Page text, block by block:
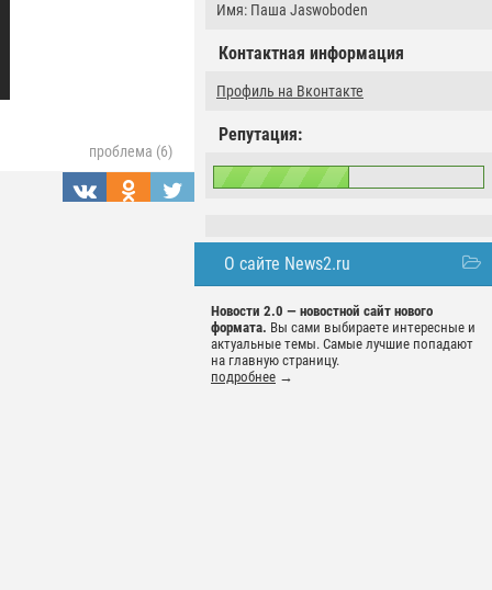
Имя: Паша Jaswoboden
Контактная информация
Профиль на Вконтакте
Репутация:
О сайте News2.ru
Новости 2.0 — новостной сайт нового
формата. Вы сами выбираете интересные и
актуальные темы. Самые лучшие попадают
на главную страницу.
подробнее →
проблема (6)